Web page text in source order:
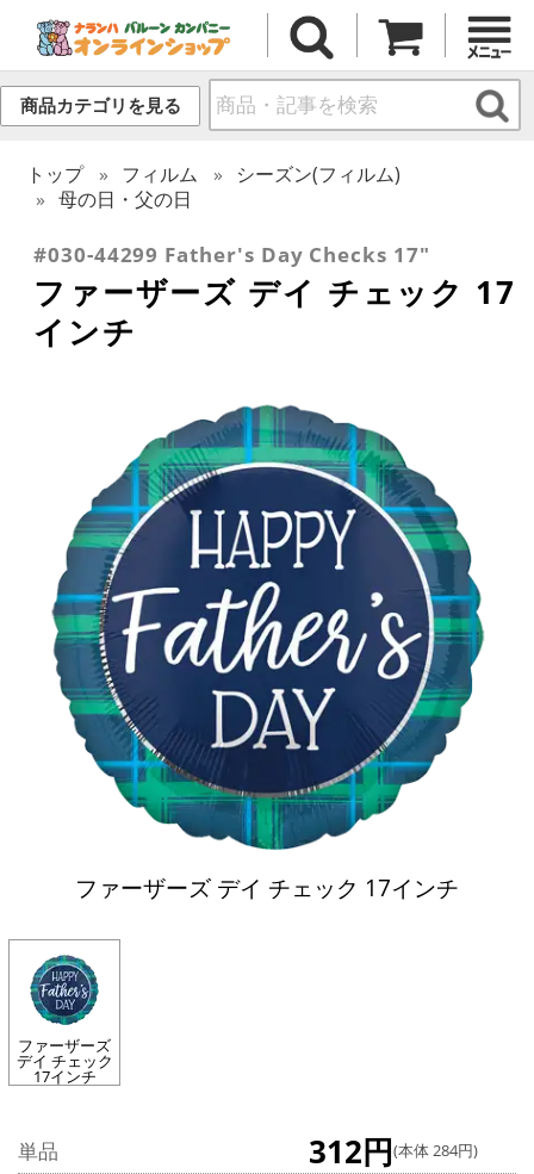
商品カテゴリを見る
トップ フィルム
シーズン(フィルム)
母の日・父の日
#030-44299 Father's Day Checks 17"
ファーザーズ デイ チェック 17
インチ
ファーザーズ デイ チェック 17インチ
ファーザーズ
デイ チェック
17インチ
単品 312円(本体 284円)